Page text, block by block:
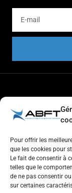
Pour offrir les
que les cookies pour
Le fait de consentir à
telles que le
de ne pas consentir
sur certaines
Travailler à